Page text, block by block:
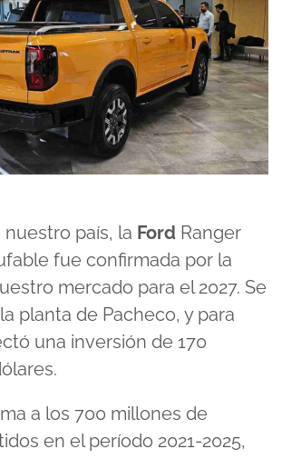
nuestro país, la Ford Ranger
fue confirmada por la
mercado para el 2027. Se
planta de Pacheco, y para
una inversión de 170
a los 700 millones de
en el período 2021-2025,